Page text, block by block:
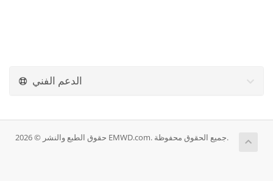
الدعم الفني
حقوق الطبع والنشر © 2026 EMWD.com. جميع الحقوق محفوظة.